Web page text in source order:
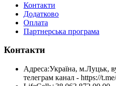
Контакти
Додатково
Оплата
Партнерська програма
Контакти
Адреса:Україна, м.Луцьк,
телеграм канал - https://